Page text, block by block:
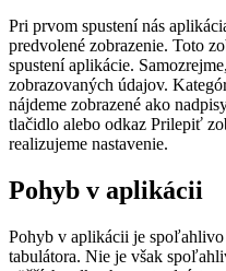
Pri prvom spustení nás
predvolené zobrazenie. Toto
spustení aplikácie.
zobrazovaných údajov.
nájdeme zobrazené ako
tlačidlo alebo odkaz Prilepiť
realizujeme nastavenie.
Pohyb v aplikácii
Pohyb v aplikácii je
tabulátora. Nie je však